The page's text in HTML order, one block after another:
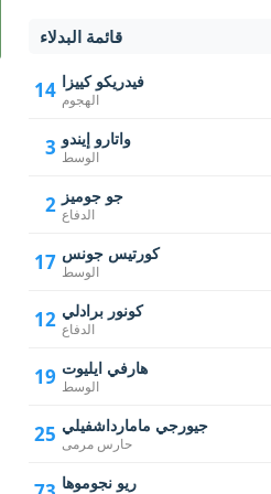
قائمة البدلاء
14 فيدريكو كييزا
الهجوم
3 واتارو إيندو
الوسط
2 جو جوميز
الدفاع
17 كورتيس جونس
الوسط
12 كونور برادلي
الدفاع
19 هارفي ايليوت
الوسط
25 جيورجي مامارداشفيلي
حارس مرمى
ريو نجوموها